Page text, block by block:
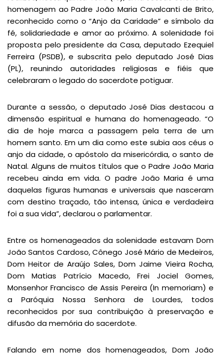
homenagem ao Padre João Maria Cavalcanti de Brito,
reconhecido como o “Anjo da Caridade” e símbolo da
fé, solidariedade e amor ao próximo. A solenidade foi
proposta pelo presidente da Casa, deputado Ezequiel
Ferreira (PSDB), e subscrita pelo deputado José Dias
(PL), reunindo autoridades religiosas e fiéis que
celebraram o legado do sacerdote potiguar.
Durante a sessão, o deputado José Dias destacou a
dimensão espiritual e humana do homenageado. “O
dia de hoje marca a passagem pela terra de um
homem santo. Em um dia como este subia aos céus o
anjo da cidade, o apóstolo da misericórdia, o santo de
Natal. Alguns de muitos títulos que o Padre João Maria
recebeu ainda em vida. O padre João Maria é uma
daquelas figuras humanas e universais que nasceram
com destino traçado, tão intensa, única e verdadeira
foi a sua vida”, declarou o parlamentar.
Entre os homenageados da solenidade estavam Dom
João Santos Cardoso, Cônego José Mário de Medeiros,
Dom Heitor de Araújo Sales, Dom Jaime Vieira Rocha,
Dom Matias Patrício Macedo, Frei Jociel Gomes,
Monsenhor Francisco de Assis Pereira (In memoriam) e
a Paróquia Nossa Senhora de Lourdes, todos
reconhecidos por sua contribuição à preservação e
difusão da memória do sacerdote.
Falando em nome dos homenageados, Dom João